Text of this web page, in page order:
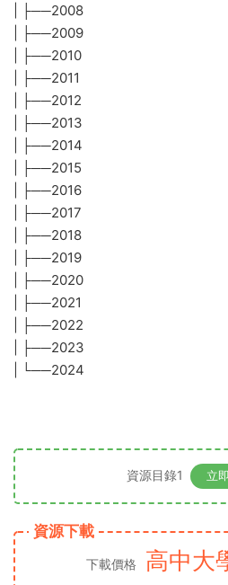
| ├──2008
| ├──2009
| ├──2010
| ├──2011
| ├──2012
| ├──2013
| ├──2014
| ├──2015
| ├──2016
| ├──2017
| ├──2018
| ├──2019
| ├──2020
| ├──2021
| ├──2022
| ├──2023
| └──2024
資源目錄1 立
資源下載
下載價格 高中大